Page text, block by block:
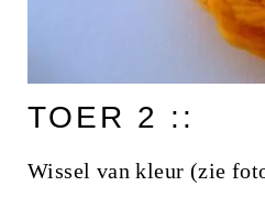
TOER 2 ::
Wissel van kleur (zie